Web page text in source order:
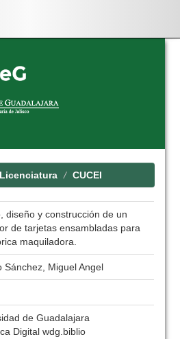
Licenciatura CUCEI
diseño y construcción de un
de tarjetas ensambladas para
maquiladora.
Sánchez, Miguel Angel
de Guadalajara
Digital wdg.biblio